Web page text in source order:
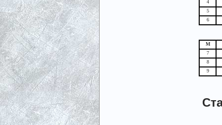
4
5
6
М
7
8
9